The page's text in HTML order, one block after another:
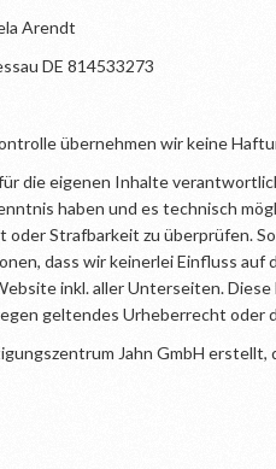
Arendt
DE 814533273
übernehmen wir keine
die eigenen Inhalte
haben und es technisch
Strafbarkeit zu überprüfen.
dass wir keinerlei Einfluss
inkl. aller Unterseiten.
geltendes Urheberrecht
Jahn GmbH